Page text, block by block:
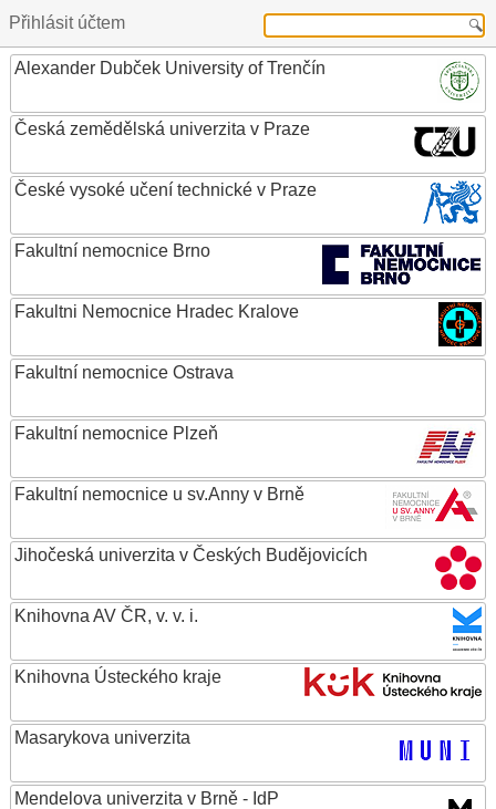
Přihlásit účtem
Alexander Dubček University of Trenčín
Česká zemědělská univerzita v Praze
České vysoké učení technické v Praze
Fakultní nemocnice Brno
Fakultni Nemocnice Hradec Kralove
Fakultní nemocnice Ostrava
Fakultní nemocnice Plzeň
Fakultní nemocnice u sv.Anny v Brně
Jihočeská univerzita v Českých Budějovicích
Knihovna AV ČR, v. v. i.
Knihovna Ústeckého kraje
Masarykova univerzita
Mendelova univerzita v Brně - IdP